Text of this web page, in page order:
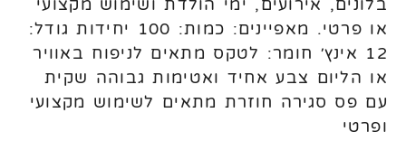
בלונים, אירועים, ימי הולדת ושימוש מקצועי
או פרטי. מאפיינים: כמות: 100 יחידות גודל:
12 אינץ׳ חומר: לטקס מתאים לניפוח באוויר
או הליום צבע אחיד ואטימות גבוהה שקית
עם פס סגירה חוזרת מתאים לשימוש מקצועי
ופרטי